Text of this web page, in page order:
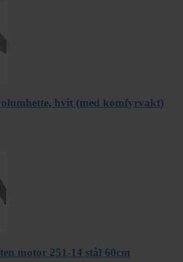
hvit (med komfyrvakt)
motor 251-14 stål 60cm